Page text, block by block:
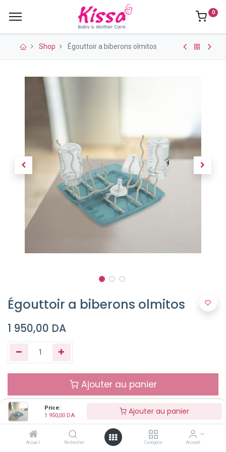
Price:
1 950,00 DA Ajouter au panier
Accueil Rechercher Catégorie Account
0
Shop Égouttoir a biberons olmitos
Égouttoir a biberons olmitos
1 950,00 DA
Ajouter au panier
Buy Now